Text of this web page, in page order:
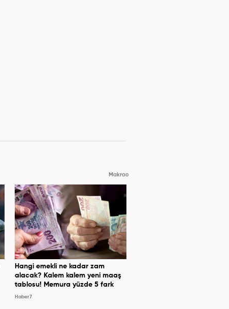
Makroo
Hangi emekli ne kadar zam
alacak? Kalem kalem yeni maaş
tablosu! Memura yüzde 5 fark
Haber7